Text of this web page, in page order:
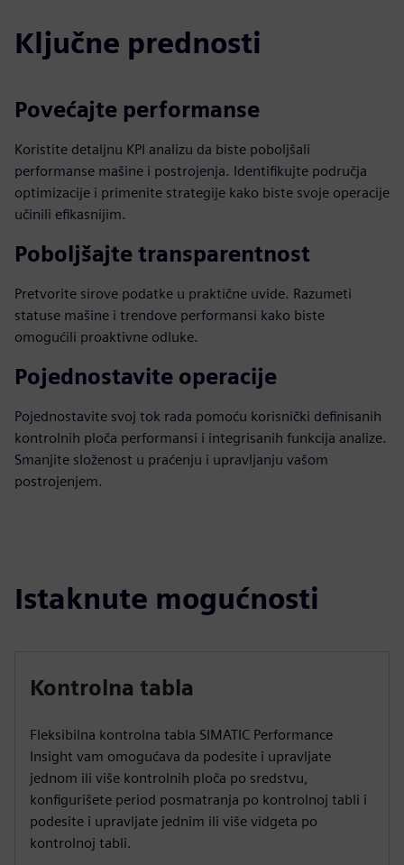
Ključne prednosti
Povećajte performanse
Koristite detaljnu KPI analizu da biste poboljšali
performanse mašine i postrojenja. Identifikujte područja
optimizacije i primenite strategije kako biste svoje operacije
učinili efikasnijim.
Poboljšajte transparentnost
Pretvorite sirove podatke u praktične uvide. Razumeti
statuse mašine i trendove performansi kako biste
omogućili proaktivne odluke.
Pojednostavite operacije
Pojednostavite svoj tok rada pomoću korisnički definisanih
kontrolnih ploča performansi i integrisanih funkcija analize.
Smanjite složenost u praćenju i upravljanju vašom
postrojenjem.
Istaknute mogućnosti
Kontrolna tabla
Fleksibilna kontrolna tabla SIMATIC Performance
Insight vam omogućava da podesite i upravljate
jednom ili više kontrolnih ploča po sredstvu,
konfigurišete period posmatranja po kontrolnoj tabli i
podesite i upravljate jednim ili više vidgeta po
kontrolnoj tabli.